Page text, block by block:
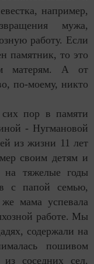
например,
мужа,
работу. Если
памятник, то это
матерям. А от
по-моему, никто
пор в памяти
- Нугмановой
из жизни 11 лет
своим детям и
тяжелые годы
с папой семью,
мама успевала
работе. Мы
содержали на
пошивом
соседних сел.